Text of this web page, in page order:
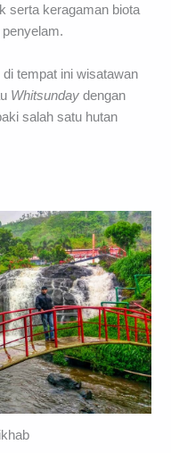
serta keragaman biota
tempat ini wisatawan
Whitsunday dengan
salah satu hutan